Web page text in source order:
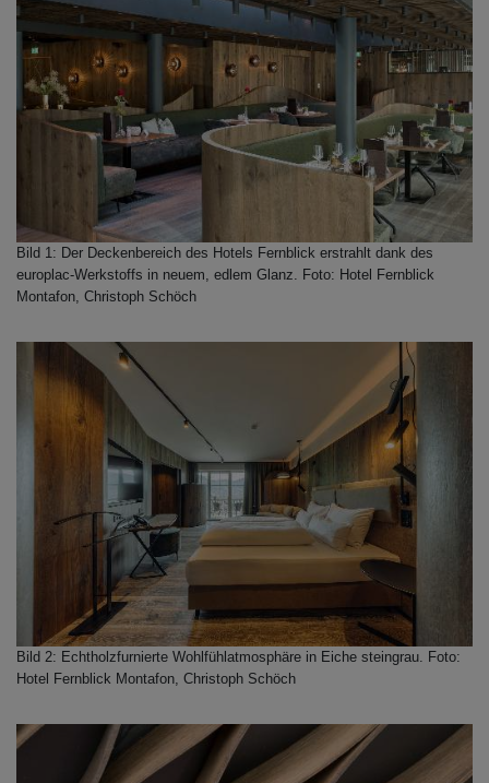
Bild 1: Der Deckenbereich des Hotels Fernblick erstrahlt dank des
europlac-Werkstoffs in neuem, edlem Glanz. Foto: Hotel Fernblick
Montafon, Christoph Schöch
Bild 2: Echtholzfurnierte Wohlfühlatmosphäre in Eiche steingrau. Foto:
Hotel Fernblick Montafon, Christoph Schöch